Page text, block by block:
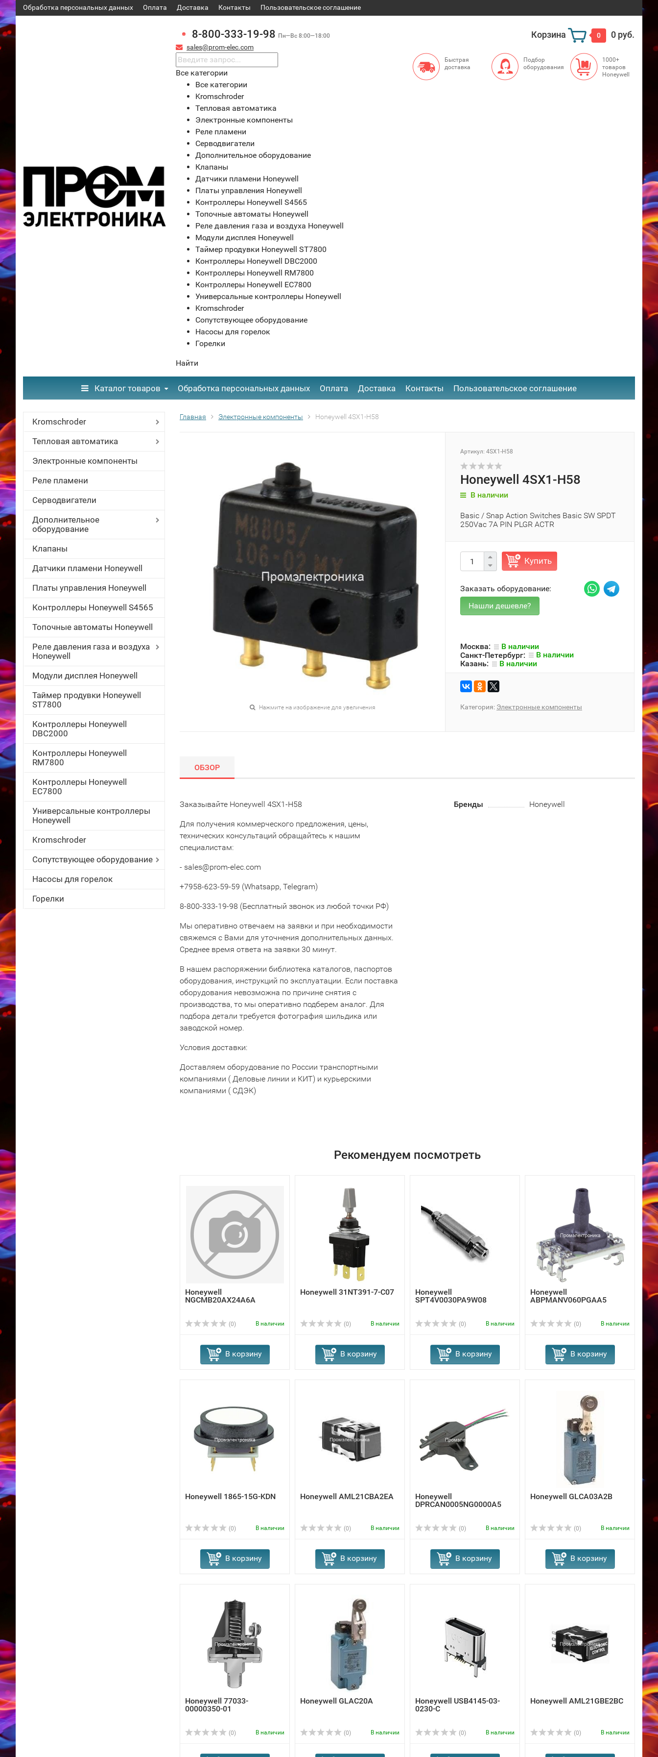
Обработка персональных данных Оплата Доставка Контакты ​Пользовательское соглашение
8-800-333-19-98 Пн—Вс 8:00—18:00
sales@prom-elec.com
Корзина 0 0 руб.
Все категории
Все категории
Kromschroder
Тепловая автоматика
Электронные компоненты
Реле пламени
Серводвигатели
Дополнительное оборудование
Клапаны
Датчики пламени Honeywell
Платы управления Honeywell
Контроллеры Honeywell S4565
Топочные автоматы Honeywell
Реле давления газа и воздуха Honeywell
Модули дисплея Honeywell
Таймер продувки Honeywell ST7800
Контроллеры Honeywell DBC2000
Контроллеры Honeywell RM7800
Контроллеры Honeywell EC7800
Универсальные контроллеры Honeywell
Kromschroder
Сопутствующее оборудование
Насосы для горелок
Горелки
Найти
Быстрая
доставка
Подбор
оборудования
1000+
товаров
Honeywell
Каталог товаров Обработка персональных данных Оплата Доставка Контакты ​Пользовательское соглашение
Kromschroder
Тепловая автоматика
Электронные компоненты
Реле пламени
Серводвигатели
Дополнительное
оборудование
Клапаны
Датчики пламени Honeywell
Платы управления Honeywell
Контроллеры Honeywell S4565
Топочные автоматы Honeywell
Реле давления газа и воздуха
Honeywell
Модули дисплея Honeywell
Таймер продувки Honeywell
ST7800
Контроллеры Honeywell
DBC2000
Контроллеры Honeywell
RM7800
Контроллеры Honeywell
EC7800
Универсальные контроллеры
Honeywell
Kromschroder
Сопутствующее оборудование
Насосы для горелок
Горелки
Главная Электронные компоненты Honeywell 4SX1-H58
Нажмите на изображение для увеличения
Артикул: 4SX1-H58
Honeywell 4SX1-H58
В наличии
Basic / Snap Action Switches Basic SW SPDT
250Vac 7A PIN PLGR ACTR
Купить
Заказать оборудование:
Москва:
В наличии
Санкт-Петербург:
В наличии
Казань:
В наличии
Категория: Электронные компоненты
ОБЗОР
Заказывайте Honeywell 4SX1-H58
Для получения коммерческого предложения, цены,
технических консультаций обращайтесь к нашим
специалистам:
- sales@prom-elec.com
+7958-623-59-59 (Whatsapp, Telegram)
8-800-333-19-98 (Бесплатный звонок из любой точки РФ)
Мы оперативно отвечаем на заявки и при необходимости
свяжемся с Вами для уточнения дополнительных данных.
Среднее время ответа на заявки 30 минут.
В нашем распоряжении библиотека каталогов, паспортов
оборудования, инструкций по эксплуатации. Если поставка
оборудования невозможна по причине снятия с
производства, то мы оперативно подберем аналог. Для
подбора детали требуется фотография шильдика или
заводской номер.
Условия доставки:
Доставляем оборудование по России транспортными
компаниями ( Деловые линии и КИТ) и курьерскими
компаниями ( СДЭК)
Бренды Honeywell
Рекомендуем посмотреть
Honeywell
NGCMB20AX24A6A
(0) В наличии
В корзину
Honeywell 31NT391-7-C07
(0) В наличии
В корзину
Honeywell
SPT4V0030PA9W08
(0) В наличии
В корзину
Honeywell
ABPMANV060PGAA5
(0) В наличии
В корзину
Honeywell 1865-15G-KDN
(0) В наличии
В корзину
Honeywell AML21CBA2EA
(0) В наличии
В корзину
Honeywell
DPRCAN0005NG0000A5
(0) В наличии
В корзину
Honeywell GLCA03A2B
(0) В наличии
В корзину
Honeywell 77033-
00000350-01
(0) В наличии
Honeywell GLAC20A
(0) В наличии
Honeywell USB4145-03-
0230-C
(0) В наличии
Honeywell AML21GBE2BC
(0) В наличии